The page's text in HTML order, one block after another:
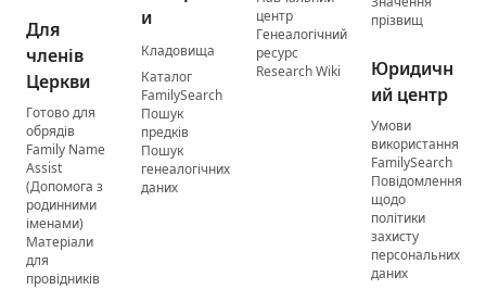
Для
членів
Церкви
Готово для
обрядів
Family Name
Assist
(Допомога з
родинними
іменами)
Матеріали
для
провідників
и
Кладовища
Каталог
FamilySearch
Пошук
предків
Пошук
генеалогічних
даних
центр
Генеалогічний
ресурс
Research Wiki
прізвищ
Юридичн
ий центр
Умови
використання
FamilySearch
Повідомлення
щодо
політики
захисту
персональних
даних